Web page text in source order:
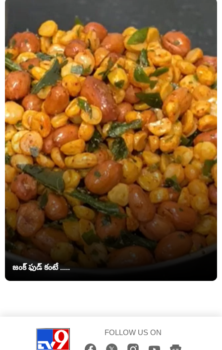
జంక్ ఫుడ్‌ కంటే .....
FOLLOW US ON